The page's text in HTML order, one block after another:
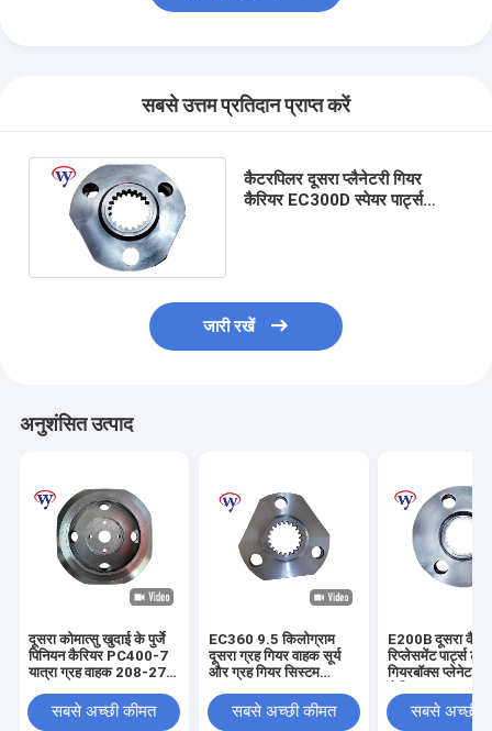
सबसे उत्तम प्रतिदान प्राप्त करें
कैटरपिलर दूसरा प्लैनेटरी गियर
कैरियर EC300D स्पेयर पार्ट्स
जारी रखें
अनुशंसित उत्पाद
दूसरा कोमात्सु खुदाई के पुर्जे
पिनियन कैरियर PC400-7
यात्रा ग्रह वाहक 208-27-
सबसे अच्छी कीमत
EC360 9.5 किलोग्राम
दूसरा ग्रह गियर वाहक सूर्य
और ग्रह गियर सिस्टम
सबसे अच्छी कीमत
E200B दूसरा
रिप्लेसमेंट पार्ट्स
गियरबॉक्स प्लेनेट
सबसे अच्छी